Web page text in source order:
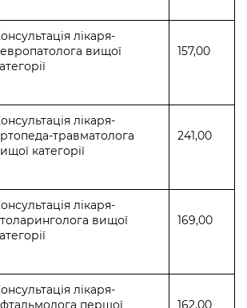
лікаря-
вищої
157,00
лікаря-
травматологa
категорії
241,00
лікаря-
вищої
169,00
лікаря-
першої
162,00